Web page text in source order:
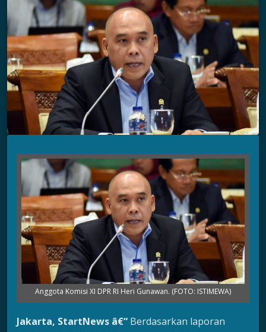
Anggota Komisi XI DPR RI Heri Gunawan. (FOTO: ISTIMEWA)
Jakarta, StartNews â€“ Berdasarkan laporan